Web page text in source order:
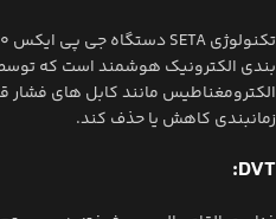
بندی الکترونیک هوشمند است که توسط
الکترومغناطیس مانند کابل های فشار
زمانبندی کاهش یا حذف کند.
DVT: